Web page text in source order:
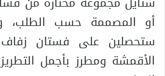
أو المصممة حسب الطلب،
ستحصلين على فستان
الأقمشة ومطرز بأجمل